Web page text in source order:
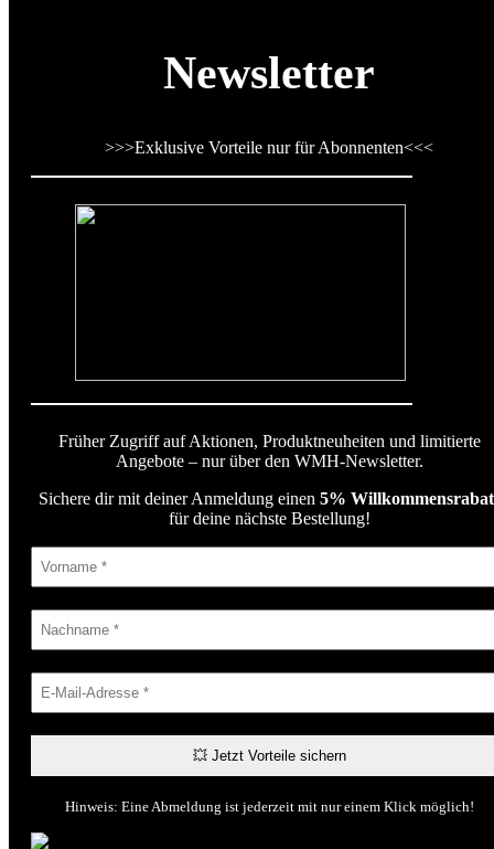
Newsletter
>>>Exklusive Vorteile nur für Abonnenten<<<
Früher Zugriff auf Aktionen, Produktneuheiten und limitierte
Angebote – nur über den WMH-Newsletter.
Sichere dir mit deiner Anmeldung einen 5%
für deine nächste Bestellung!
Hinweis: Eine Abmeldung ist jederzeit mit nur einem Klick möglich!